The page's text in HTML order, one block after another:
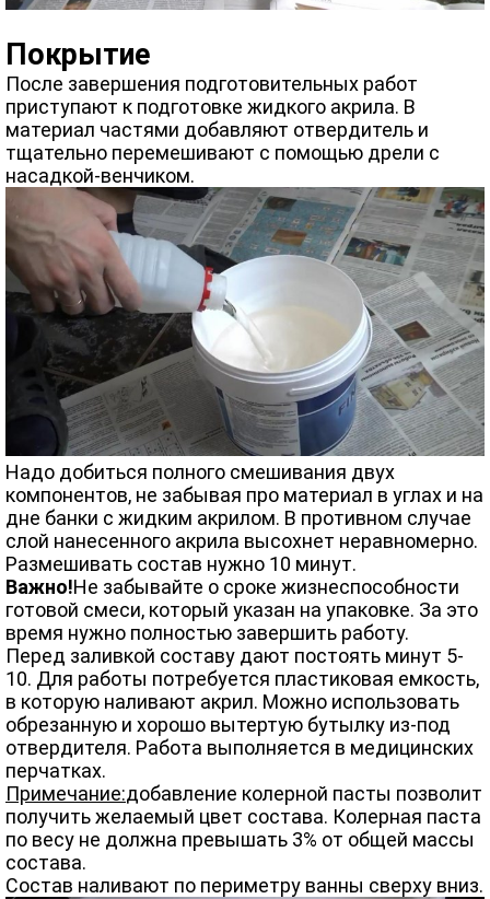
Покрытие
После завершения подготовительных работ
приступают к подготовке жидкого акрила. В
материал частями добавляют отвердитель и
тщательно перемешивают с помощью дрели с
насадкой-венчиком.
Надо добиться полного смешивания двух
компонентов, не забывая про материал в углах и на
дне банки с жидким акрилом. В противном случае
слой нанесенного акрила высохнет неравномерно.
Размешивать состав нужно 10 минут.
Важно!Не забывайте о сроке жизнеспособности
готовой смеси, который указан на упаковке. За это
время нужно полностью завершить работу.
Перед заливкой составу дают постоять минут 5-
10. Для работы потребуется пластиковая емкость,
в которую наливают акрил. Можно использовать
обрезанную и хорошо вытертую бутылку из-под
отвердителя. Работа выполняется в медицинских
перчатках.
Примечание:добавление колерной пасты позволит
получить желаемый цвет состава. Колерная паста
по весу не должна превышать 3% от общей массы
состава.
Состав наливают по периметру ванны сверху вниз.